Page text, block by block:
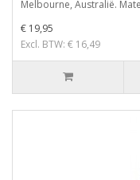
Melbourne, Australië.
€ 19,95
Excl. BTW: € 16,49